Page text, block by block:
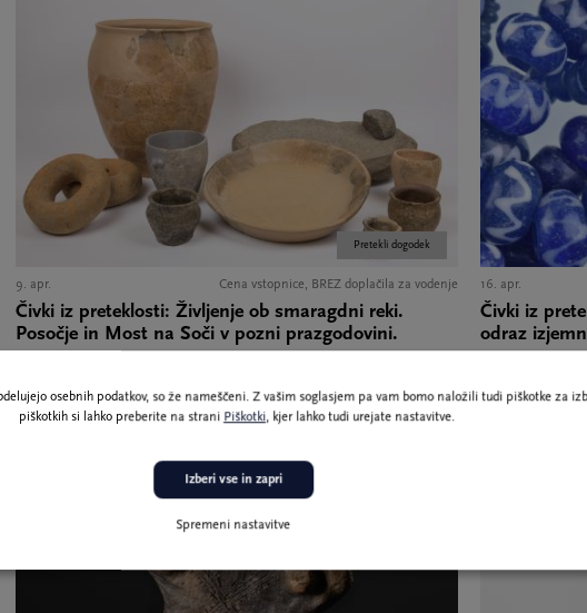
Pretekli dogodek
9. apr. Cena vstopnice, BREZ doplačila za vodenje
Čivki iz preteklosti: Življenje ob smaragdni reki.
Posočje in Most na Soči v pozni prazgodovini.
16. apr.
Čivki iz
odraz
osebnih podatkov, so že nameščeni. Z vašim soglasjem pa vam bomo naložili tudi piškotke za
piškotkih si lahko preberite na strani Piškotki, kjer lahko tudi urejate nastavitve.
Spremeni nastavitve
Izberi vse in zapri